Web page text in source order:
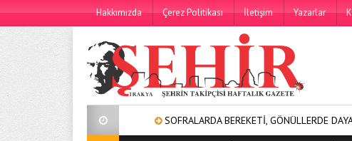
Hakkımızda Çerez Politikası İletişim Yazarlar
SOFRALARDA BEREKETİ, GÖNÜLLERDE DAYANIŞMAYI